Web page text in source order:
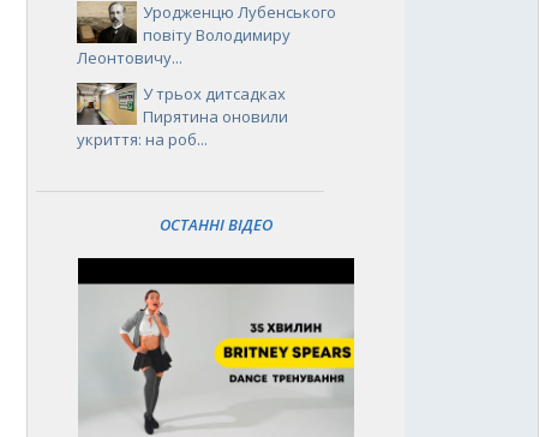
Уродженцю Лубенського
повіту Володимиру
Леонтовичу...
У трьох дитсадках
Пирятина оновили
укриття: на роб...
ОСТАННІ ВІДЕО